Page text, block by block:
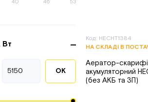
40 46 53
Вт
ОК
Код: HECHT1384
НА СКЛАДІ В
Аератор-
акумуляторний
(без АКБ та ЗП)